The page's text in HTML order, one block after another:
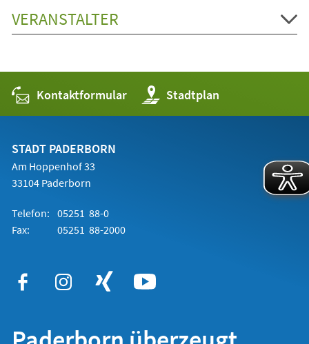
VERANSTALTER
Kontaktformular Stadtplan
(Öffnet
in
einem
STADT PADERBORN
Am Hoppenhof 33
33104 Paderborn
Telefon: 05251 88-0
Fax:
05251 88-2000